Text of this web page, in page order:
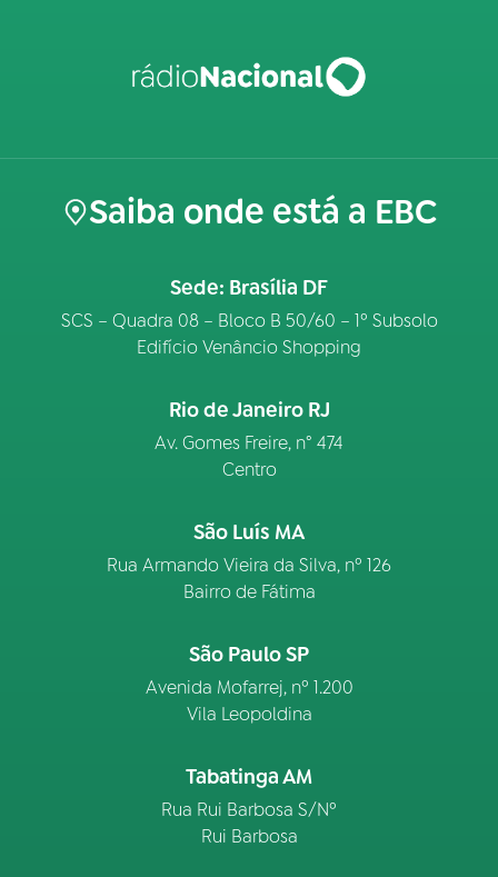
Saiba onde está a EBC
Sede: Brasília DF
SCS – Quadra 08 – Bloco B 50/60 – 1º Subsolo
Edifício Venâncio Shopping
Rio de Janeiro RJ
Av. Gomes Freire, n° 474
Centro
São Luís MA
Rua Armando Vieira da Silva, nº 126
Bairro de Fátima
São Paulo SP
Avenida Mofarrej, nº 1.200
Vila Leopoldina
Tabatinga AM
Rua Rui Barbosa S/Nº
Rui Barbosa